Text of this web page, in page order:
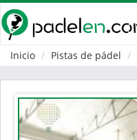
Inicio
Pistas de pádel